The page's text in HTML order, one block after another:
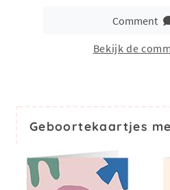
Comment
Bekijk de
Geboortekaartjes